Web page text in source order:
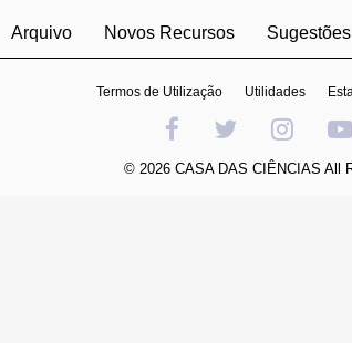
Arquivo Novos Recursos Sugestões
Termos de Utilização Utilidades
© 2026 CASA DAS CIÊNCIAS All